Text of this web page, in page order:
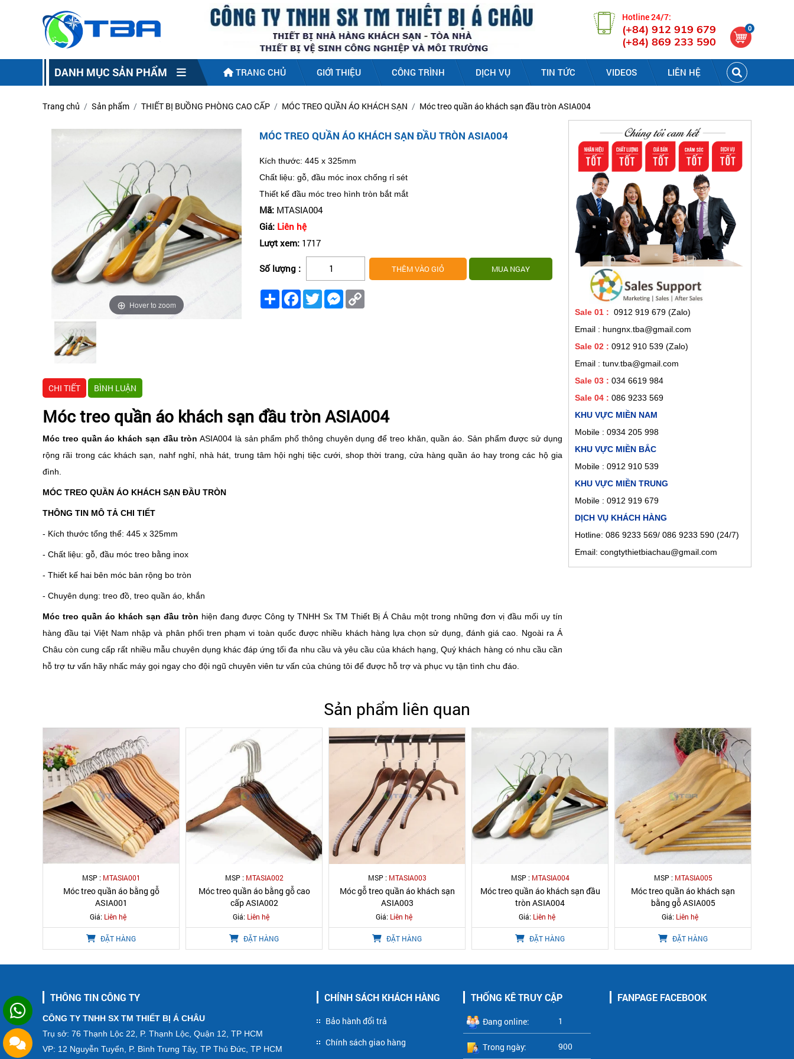
Hotline 24/7:
(+84) 912 919 679
(+84) 869 233 590
0
DANH MỤC SẢN PHẨM TRANG CHỦ GIỚI THIỆU CÔNG TRÌNH DỊCH VỤ TIN TỨC VIDEOS LIÊN HỆ
Trang chủ Sản phẩm THIẾT BỊ BUỒNG PHÒNG CAO CẤP MÓC TREO QUẦN ÁO KHÁCH SẠN Móc treo quần áo khách sạn đầu tròn ASIA004
Hover to zoom
MÓC TREO QUẦN ÁO KHÁCH SẠN ĐẦU TRÒN ASIA004
Kích thước: 445 x 325mm
Chất liệu: gỗ, đầu móc inox chống rỉ sét
Thiết kế đầu móc treo hình tròn bắt mắt
Mã: MTASIA004
Giá: Liên hệ
Lượt xem: 1717
Số lượng :
Share FacebookTwitterMessenger
CHI TIẾT BÌNH LUẬN
Móc treo quần áo khách sạn đầu tròn ASIA004
Móc treo quần áo khách sạn đầu tròn ASIA004 là sản phẩm phổ thông chuyên dụng để treo khăn, quần áo. Sản phẩm được sử dụng
rộng rãi trong các khách sạn, nahf nghỉ, nhà hát, trung tâm hội nghị tiệc cưới, shop thời trang, cửa hàng quần áo hay trong các hộ gia
đình.
MÓC TREO QUẦN ÁO KHÁCH SẠN ĐẦU TRÒN
THÔNG TIN MÔ TẢ CHI TIẾT
- Kích thước tổng thể: 445 x 325mm
- Chất liệu: gỗ, đầu móc treo bằng inox
- Thiết kế hai bên móc bản rộng bo tròn
- Chuyên dụng: treo đồ, treo quần áo, khắn
Móc treo quần áo khách sạn đầu tròn hiện đang được Công ty TNHH Sx TM Thiết Bị Á Châu một trong những đơn vị đầu mối uy tín
hàng đầu tại Việt Nam nhập và phân phối tren phạm vi toàn quốc được nhiều khách hàng lựa chọn sử dụng, đánh giá cao. Ngoài ra Á
Châu còn cung cấp rất nhiều mẫu chuyên dụng khác đáp ứng tối đa nhu cầu và yêu cầu của khách hạng, Quý khách hàng có nhu cầu cần
hỗ trợ tư vấn hãy nhấc máy gọi ngay cho đội ngũ chuyên viên tư vấn của chúng tôi để được hỗ trợ và phục vụ tận tình chu đáo.
Sale 01 : 0912 919 679 (Zalo)
Email : hungnx.tba@gmail.com
Sale 02 : 0912 910 539 (Zalo)
Email : tunv.tba@gmail.com
Sale 03 : 034 6619 984
Sale 04 : 086 9233 569
KHU VỰC MIỀN NAM
Mobile : 0934 205 998
KHU VỰC MIỀN BẮC
Mobile : 0912 910 539
KHU VỰC MIỀN TRUNG
Mobile : 0912 919 679
DỊCH VỤ KHÁCH HÀNG
Hotline: 086 9233 569/ 086 9233 590 (24/7)
Email: congtythietbiachau@gmail.com
Sản phẩm liên quan
MSP : MTASIA001
Móc treo quần áo bằng gỗ
ASIA001
Giá: Liên hệ
ĐẶT HÀNG
MSP : MTASIA002
Móc treo quần áo bằng gỗ cao
cấp ASIA002
Giá: Liên hệ
ĐẶT HÀNG
MSP : MTASIA003
Móc gỗ treo quần áo khách sạn
ASIA003
Giá: Liên hệ
ĐẶT HÀNG
MSP : MTASIA004
Móc treo quần áo khách sạn đầu
tròn ASIA004
Giá: Liên hệ
ĐẶT HÀNG
MSP : MTASIA005
Móc treo quần áo khách sạn
bằng gỗ ASIA005
Giá: Liên hệ
ĐẶT HÀNG
THÔNG TIN CÔNG TY
CÔNG TY TNHH SX TM THIẾT BỊ Á CHÂU
Trụ sở: 76 Thạnh Lộc 22, P. Thạnh Lộc, Quận 12, TP HCM
VP: 12 Nguyễn Tuyển, P. Bình Trưng Tây, TP Thủ Đức, TP HCM
CHÍNH SÁCH KHÁCH HÀNG
Bảo hành đổi trả
Chính sách giao hàng
THỐNG KÊ TRUY CẬP
Đang online: 1
Trong ngày: 900
FANPAGE FACEBOOK